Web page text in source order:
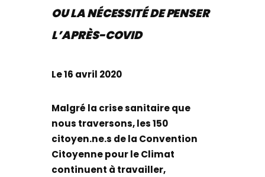
OU LA NÉCESSITÉ DE PENSER
L’APRÈS-COVID
Le 16 avril 2020
Malgré la crise sanitaire que
nous traversons, les 150
citoyen.ne.s de la Convention
Citoyenne pour le Climat
continuent à travailler,